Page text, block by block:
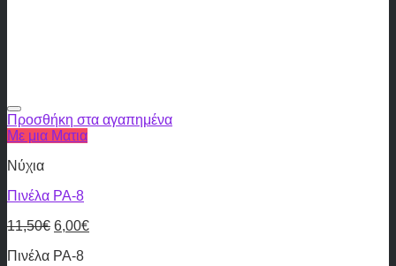
Προσθήκη στα αγαπημένα
Με μια Ματια
Νύχια
Πινέλα PA-8
11,50€ 6,00€
Πινέλα PA-8